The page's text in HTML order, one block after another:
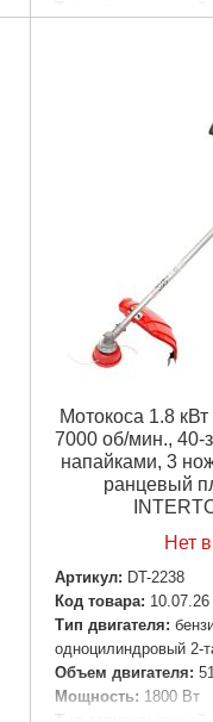
Мотокоса 1.8
7000 об/мин., 40-
напайками, 3
ранцевый
Нет
Артикул: DT-2238
Код товара: 10.07.26
Тип двигателя:
одноцилиндровый 2-
Объем двигателя:
Мощность: 1800 Вт